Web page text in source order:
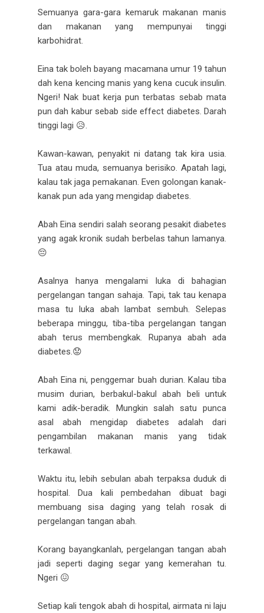
Semuanya gara-gara kemaruk makanan manis
dan makanan yang mempunyai tinggi
karbohidrat.
Eina tak boleh bayang macamana umur 19 tahun
dah kena kencing manis yang kena cucuk insulin.
Ngeri! Nak buat kerja pun terbatas sebab mata
pun dah kabur sebab side effect diabetes. Darah
tinggi lagi 😥.
Kawan-kawan, penyakit ni datang tak kira usia.
Tua atau muda, semuanya berisiko. Apatah lagi,
kalau tak jaga pemakanan. Even golongan kanak-
kanak pun ada yang mengidap diabetes.
Abah Eina sendiri salah seorang pesakit diabetes
yang agak kronik sudah berbelas tahun lamanya.
😔
Asalnya hanya mengalami luka di bahagian
pergelangan tangan sahaja. Tapi, tak tau kenapa
masa tu luka abah lambat sembuh. Selepas
beberapa minggu, tiba-tiba pergelangan tangan
abah terus membengkak. Rupanya abah ada
diabetes.😟
Abah Eina ni, penggemar buah durian. Kalau tiba
musim durian, berbakul-bakul abah beli untuk
kami adik-beradik. Mungkin salah satu punca
asal abah mengidap diabetes adalah dari
pengambilan makanan manis yang tidak
terkawal.
Waktu itu, lebih sebulan abah terpaksa duduk di
hospital. Dua kali pembedahan dibuat bagi
membuang sisa daging yang telah rosak di
pergelangan tangan abah.
Korang bayangkanlah, pergelangan tangan abah
jadi seperti daging segar yang kemerahan tu.
Ngeri 😖
Setiap kali tengok abah di hospital, airmata ni laju